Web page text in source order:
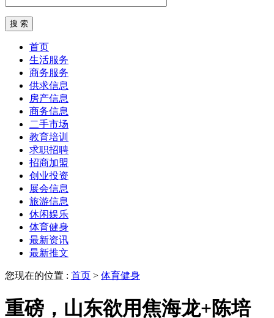
首页
生活服务
商务服务
供求信息
房产信息
商务信息
二手市场
教育培训
求职招聘
招商加盟
创业投资
展会信息
旅游信息
休闲娱乐
体育健身
最新资讯
最新推文
您现在的位置 : 首页 > 体育健身
重磅，山东欲用焦海龙+陈培